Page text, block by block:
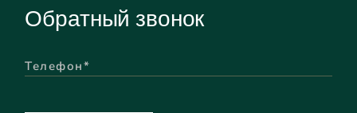
Обратный звонок